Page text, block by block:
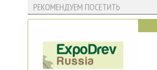
РЕКОМЕНДУЕМ ПОСЕТИТЬ